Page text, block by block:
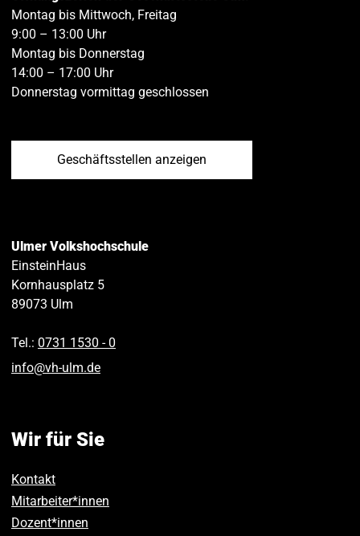
Montag bis Mittwoch, Freitag
9:00 – 13:00 Uhr
Montag bis Donnerstag
14:00 – 17:00 Uhr
Donnerstag vormittag geschlossen
Geschäftsstellen anzeigen
Ulmer Volkshochschule
EinsteinHaus
Kornhausplatz 5
89073 Ulm
Tel.: 0731 1530 ‑ 0
info@vh-ulm.de
Wir für Sie
Kontakt
Mitarbeiter*innen
Dozent*innen